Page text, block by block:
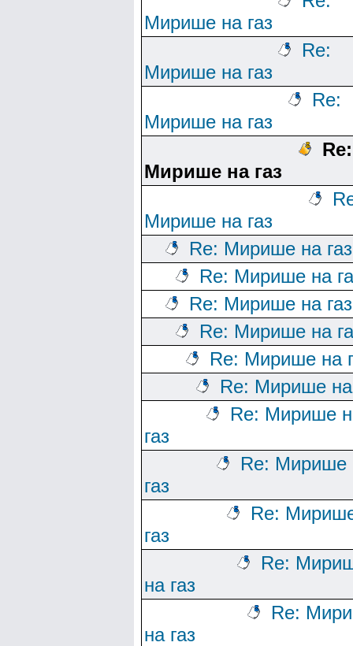
Мирише на газ
Re:
Мирише на газ
Re:
Мирише на газ
Re:
Мирише на газ
Мирише на газ
Re: Мирише на газ
Re: Мирише на
Re: Мирише на газ
Re: Мирише на
Re: Мирише на
Re: Мирише на
Re: Мирише
газ
Re: Мирише
газ
Re:
газ
Re:
на газ
Re:
на газ